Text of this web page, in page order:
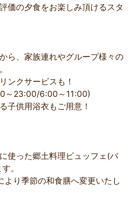
価の夕食をお楽しみ頂けるスタ
ら、家族連れやグループ様々の
ンクサービスも！
23:00/6:00～11:00)
子供用浴衣もご用意！
使った郷土料理ビュッフェ(バ
。
り季節の和食膳へ変更いたし